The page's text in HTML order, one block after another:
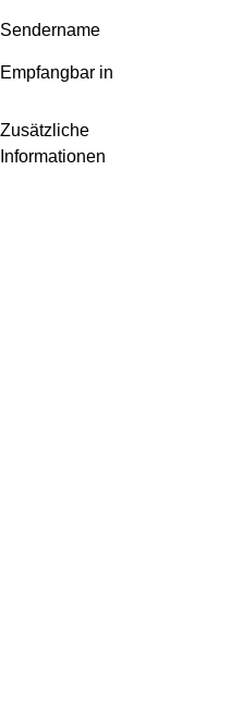
Sendername
Empfangbar in
Zusätzliche
Informationen